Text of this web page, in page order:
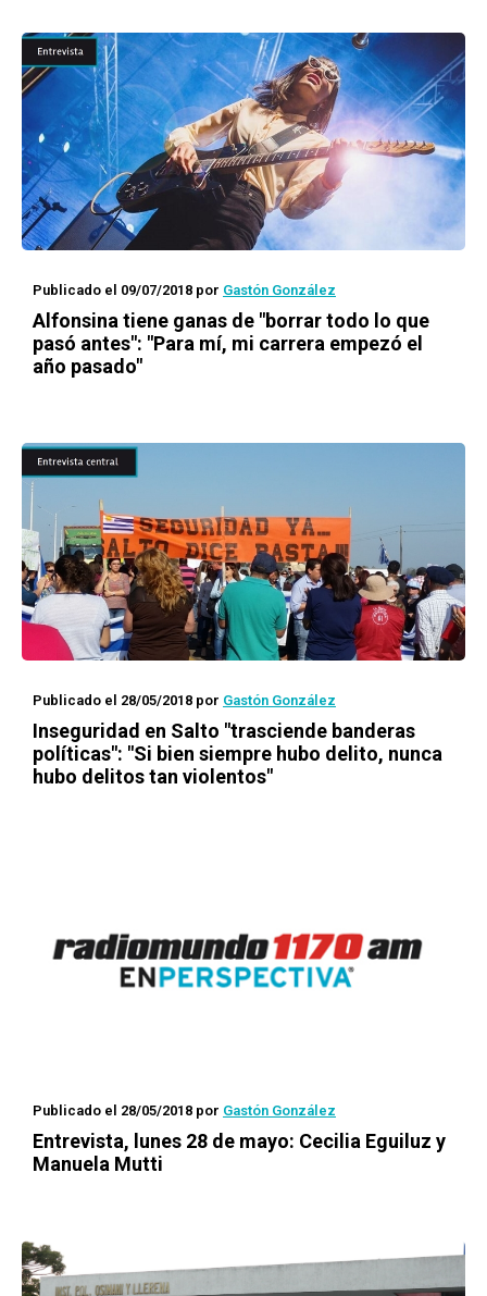
Publicado el 09/07/2018 por Gastón González
Alfonsina tiene ganas de "borrar todo lo que
pasó antes": "Para mí, mi carrera empezó el
año pasado"
Publicado el 28/05/2018 por Gastón González
Inseguridad en Salto "trasciende banderas
políticas": "Si bien siempre hubo delito, nunca
hubo delitos tan violentos"
Publicado el 28/05/2018 por Gastón González
Entrevista, lunes 28 de mayo: Cecilia Eguiluz y
Manuela Mutti